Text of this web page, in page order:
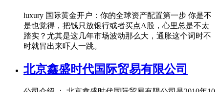
luxury 国际黄金开户：你的全球资产配置第一步 你是不
是也觉得，把钱只放银行或者买点A股，心里总是不太
踏实？尤其是这几年市场波动那么大，通胀这个词时不
时就冒出来吓人一跳。
北京鑫盛时代国际贸易有限公司